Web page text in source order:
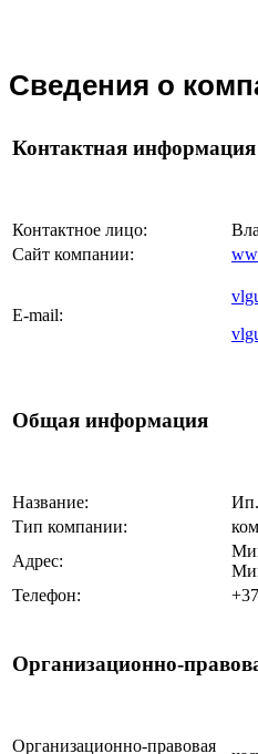
Сведения о
Контактная информация
Контактное лицо:
Сайт компании:
E-mail:
Общая информация
Название:
Тип компании:
Адрес:
Телефон:
Организационно-
Организационно-правовая